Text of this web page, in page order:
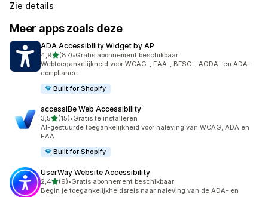
Zie details
Meer apps zoals deze
ADA Accessibility Widget by AP
4,9van 5 sterren
(87)
87 recensies in totaal
•Gratis abonnement beschikbaar
Webtoegankelijkheid voor WCAG-, EAA-, BFSG-, AODA- en ADA-
compliance.
Built for Shopify
accessiBe Web Accessibility
3,5van 5 sterren
(15)
15 recensies in totaal
•Gratis te installeren
AI-gestuurde toegankelijkheid voor naleving van WCAG, ADA en
EAA
Built for Shopify
UserWay Website Accessibility
2,4van 5 sterren
(9)
9 recensies in totaal
•Gratis abonnement beschikbaar
Begin je toegankelijkheidsreis naar naleving van de ADA- en